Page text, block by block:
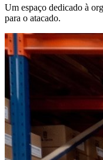
Um espaço dedicado à
para o atacado.